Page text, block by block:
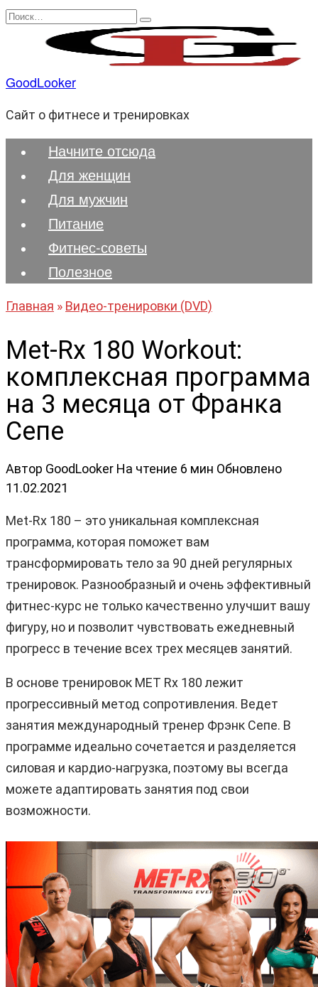
Перейти
содержанию
Search
GoodLooker
Сайт о фитнесе и тренировках
Начните отсюда
Для женщин
Для мужчин
Питание
Фитнес-советы
Полезноe
Главная » Видео-тренировки (DVD)
Met-Rx 180 Workout:
комплексная программа
на 3 месяца от Франка
Сепе
Автор GoodLooker На чтение 6 мин Обновлено
11.02.2021
Met-Rx 180 – это уникальная комплексная
программа, которая поможет вам
трансформировать тело за 90 дней регулярных
тренировок. Разнообразный и очень эффективный
фитнес-курс не только качественно улучшит вашу
фигуру, но и позволит чувствовать ежедневный
прогресс в течение всех трех месяцев занятий.
В основе тренировок MET Rx 180 лежит
прогрессивный метод сопротивления. Ведет
занятия международный тренер Фрэнк Сепе. В
программе идеально сочетается и разделяется
силовая и кардио-нагрузка, поэтому вы всегда
можете адаптировать занятия под свои
возможности.